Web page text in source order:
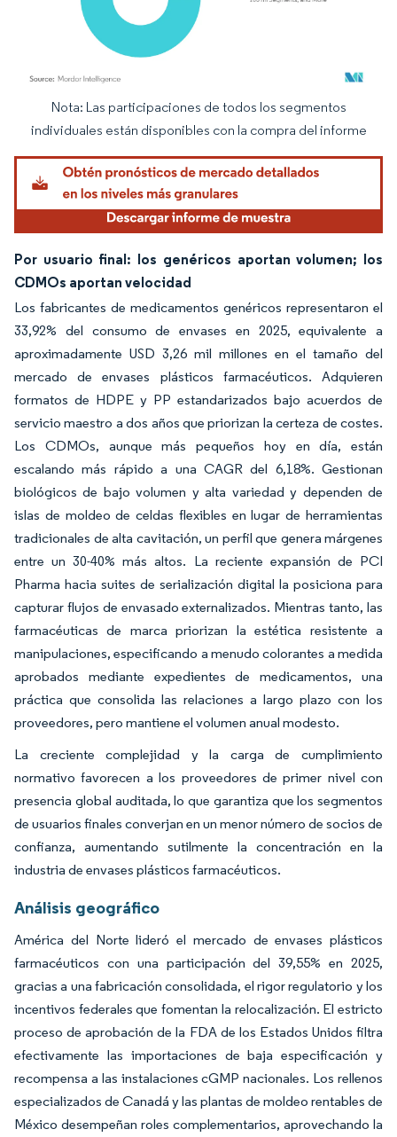
Imagen © Mordor Intelligence. El uso requiere atribución según CC BY 4.0.
Nota: Las participaciones de todos los segmentos
individuales están disponibles con la compra del informe
Por usuario final: los genéricos aportan volumen; los
CDMOs aportan velocidad
Los fabricantes de medicamentos genéricos representaron el
33,92% del consumo de envases en 2025, equivalente a
aproximadamente USD 3,26 mil millones en el tamaño del
mercado de envases plásticos farmacéuticos. Adquieren
formatos de HDPE y PP estandarizados bajo acuerdos de
servicio maestro a dos años que priorizan la certeza de costes.
Los CDMOs, aunque más pequeños hoy en día, están
escalando más rápido a una CAGR del 6,18%. Gestionan
biológicos de bajo volumen y alta variedad y dependen de
islas de moldeo de celdas flexibles en lugar de herramientas
tradicionales de alta cavitación, un perfil que genera márgenes
entre un 30-40% más altos. La reciente expansión de PCI
Pharma hacia suites de serialización digital la posiciona para
capturar flujos de envasado externalizados. Mientras tanto, las
farmacéuticas de marca priorizan la estética resistente a
manipulaciones, especificando a menudo colorantes a medida
aprobados mediante expedientes de medicamentos, una
práctica que consolida las relaciones a largo plazo con los
proveedores, pero mantiene el volumen anual modesto.
La creciente complejidad y la carga de cumplimiento
normativo favorecen a los proveedores de primer nivel con
presencia global auditada, lo que garantiza que los segmentos
de usuarios finales converjan en un menor número de socios de
confianza, aumentando sutilmente la concentración en la
industria de envases plásticos farmacéuticos.
Análisis geográfico
América del Norte lideró el mercado de envases plásticos
farmacéuticos con una participación del 39,55% en 2025,
gracias a una fabricación consolidada, el rigor regulatorio y los
incentivos federales que fomentan la relocalización. El estricto
proceso de aprobación de la FDA de los Estados Unidos filtra
efectivamente las importaciones de baja especificación y
recompensa a las instalaciones cGMP nacionales. Los rellenos
especializados de Canadá y las plantas de moldeo rentables de
México desempeñan roles complementarios, aprovechando la